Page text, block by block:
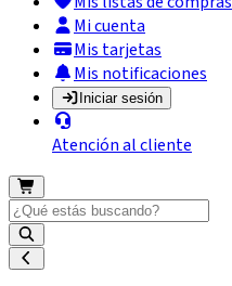
Mi cuenta
Mis tarjetas
Mis notificaciones
Iniciar sesión
Atención al cliente